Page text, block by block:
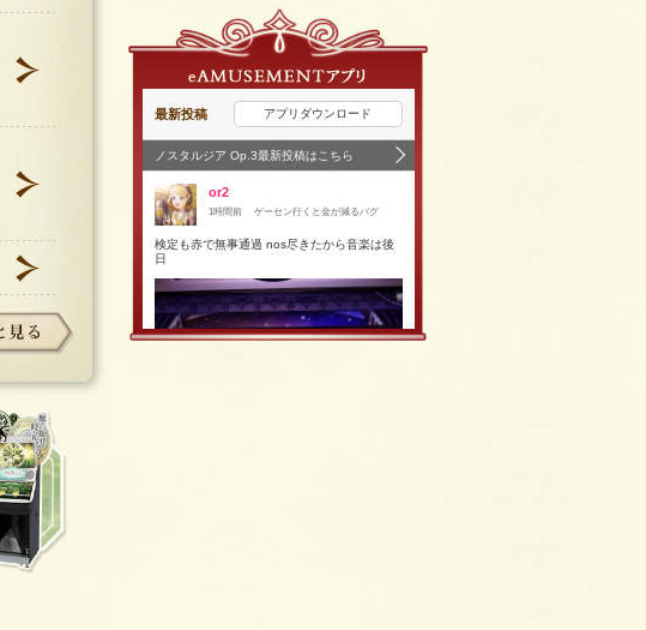
最新投稿 アプリダウンロード
ノスタルジア Op.3最新投稿はこちら
or2
1時間前 ゲーセン行くと金が減るバグ
検定も赤で無事通過 nos尽きたから音楽は後
日